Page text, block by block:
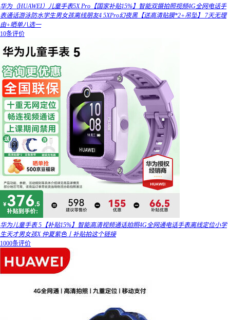
华为（HUAWEI）儿童手表5X Pro【国家补贴15%】智能双摄拍照视频4G全网电话手
表通话游泳防水学生男女孩离线朋友4 5XPro幻夜黑【送高清贴膜*2+吊坠】 7天无理
由+晒单八选一
10条评价
华为儿童手表 5【补贴15%】智能高清视频通话拍照4G全网通电话手表离线定位小学
生天才男女孩X 仲夏紫色丨补贴拍这个链接
1000条评价